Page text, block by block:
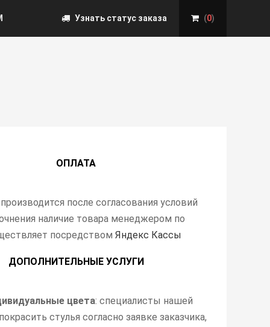
Узнать статус заказа (0)
ОПЛАТА
после согласования условий
наличие товара менеджером по
посредством Яндекс Кассы
ДОПОЛНИТЕЛЬНЫЕ УСЛУГИ
цвета: специалисты нашей
стулья согласно заявке заказчика,